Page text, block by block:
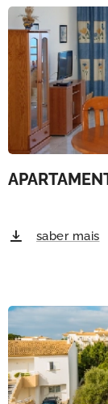
saber mais